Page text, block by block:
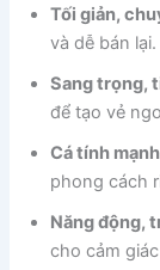
Tối giản,
và dễ bán lại.
Sang trọng,
để tạo vẻ
Cá tính
phong cách
Năng động,
cho cảm